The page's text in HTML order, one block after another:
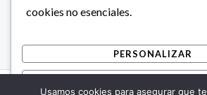
Copyright © 2026 Alcaldía
cookies no esenciales.
PERSONALIZAR
Usamos cookies para asegurar que